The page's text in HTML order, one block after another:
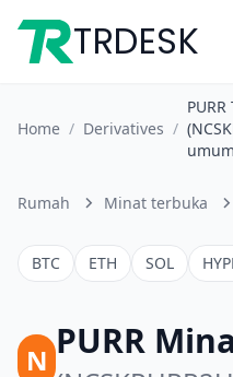
TRDESK
Home / Derivatives /
Rumah Minat terbuka
BTC ETH SOL
N PURR